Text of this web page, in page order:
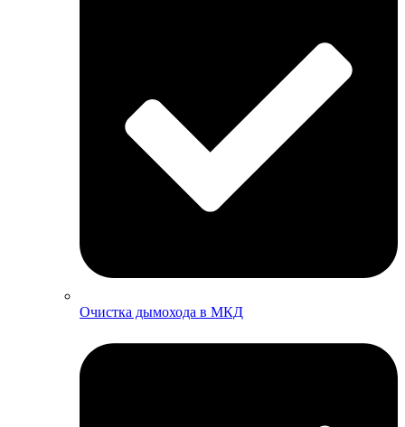
Очистка дымохода в МКД